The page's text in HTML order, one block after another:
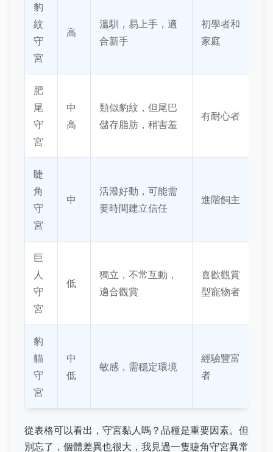
豹
紋
守
宮
高
溫馴，易上手，適
合新手
初學者和
家庭
肥
尾
守
宮
中
高
類似豹紋，但尾巴
儲存脂肪，稍害羞
有耐心者
睫
角
守
宮
中
活潑好動，可能需
要時間建立信任
進階飼主
巨
人
守
宮
低
獨立，不常互動，
適合觀賞
喜歡觀賞
型寵物者
豹
貓
守
宮
中
低
敏感，需穩定環境
經驗豐富
者
從表格可以看出，守宮黏人嗎？品種是重要因素。但
別忘了，個體差異也很大，我見過一隻睫角守宮異常